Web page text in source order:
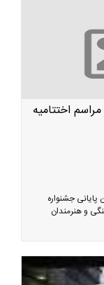
اختتامیه
جشنواره
و هنرمندان